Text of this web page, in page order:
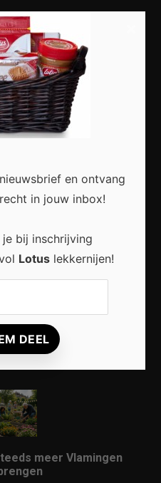
kleine veranderingen
het huis
Die Het Dagelijks Leven
Maken
waarom ze
meer Vlamingen
en ontvang
in jouw inbox!
bij inschrijving
Lotus lekkernijen!